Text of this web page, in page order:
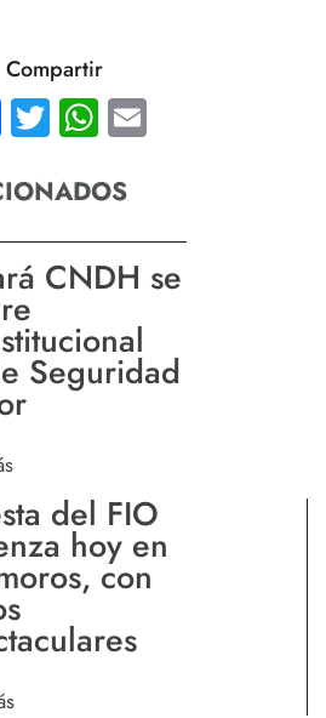
Compartir
Facebook
TwitterWhatsApp
CNDH se
Seguridad
del FIO
hoy en
con